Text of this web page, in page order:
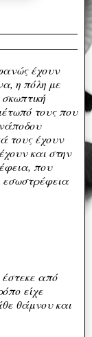
έχουν
η πόλη με
τους που
τους έχουν
και στην
που
εσωστρέφεια
έστεκε από
είχε
θάμνου και